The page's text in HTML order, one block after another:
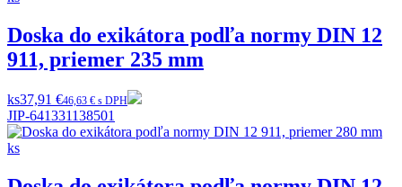
Doska do exikátora podľa normy DIN 12
911, priemer 235 mm
ks37,91 €46,63 € s DPH
JIP-641331138501